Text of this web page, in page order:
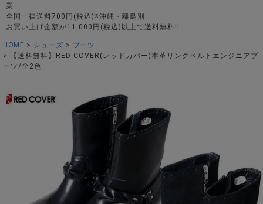
業
全国一律送料700円(税込)※沖縄・離島別
お買い上げ金額が11,000円(税込)以上で送料無料!!
HOME シューズ
ブーツ
【送料無料】RED COVER(レッドカバー)本革リングベルトエンジニアブ
ーツ/全2色